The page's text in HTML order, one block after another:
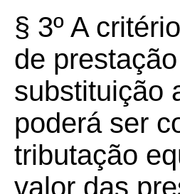
§ 3º A
de
substituição
poderá ser
tributação
valor das